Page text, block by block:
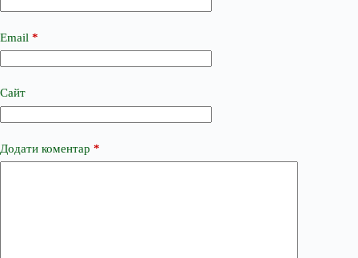
Email *
Сайт
Додати коментар *